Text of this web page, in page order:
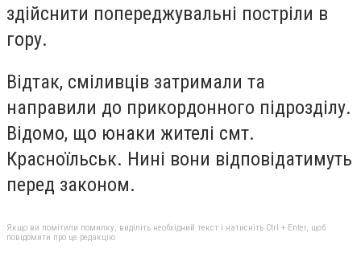
здійснити попереджувальні постріли в
гору.
Відтак, сміливців затримали та
направили до прикордонного підрозділу.
Відомо, що юнаки жителі смт.
Красноїльськ. Нині вони відповідатимуть
перед законом.
Якщо ви помітили помилку, виділіть необхідний текст і натисніть Ctrl + Enter, щоб
повідомити про це редакцію